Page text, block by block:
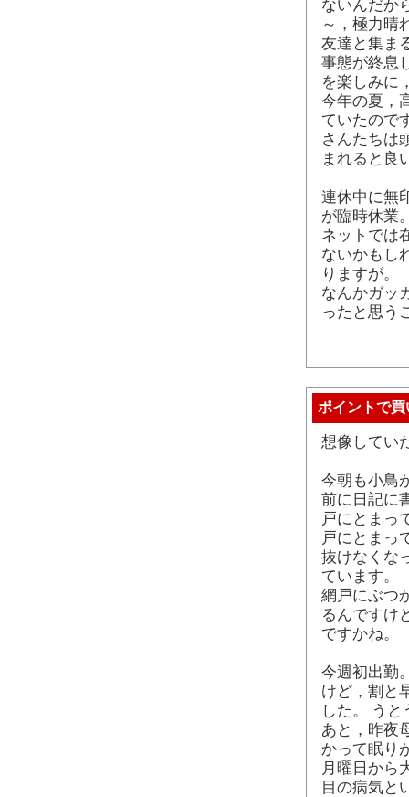
ないんだか
～，極力晴
友達と集ま
事態が終息
を楽しみに
今年の夏，
ていたので
さんたちは
まれると良
連休中に無
が臨時休業
ネットでは
ないかもし
りますが。
なんかガッ
ったと思う
ポイントで買
想像してい
今朝も小鳥
前に日記に
戸にとまっ
戸にとまっ
抜けなくな
ています。
網戸にぶつ
るんですけ
ですかね。
今週初出勤
けど，割と
した。 う
あと，昨夜
かって眠り
月曜日から
目の病気と